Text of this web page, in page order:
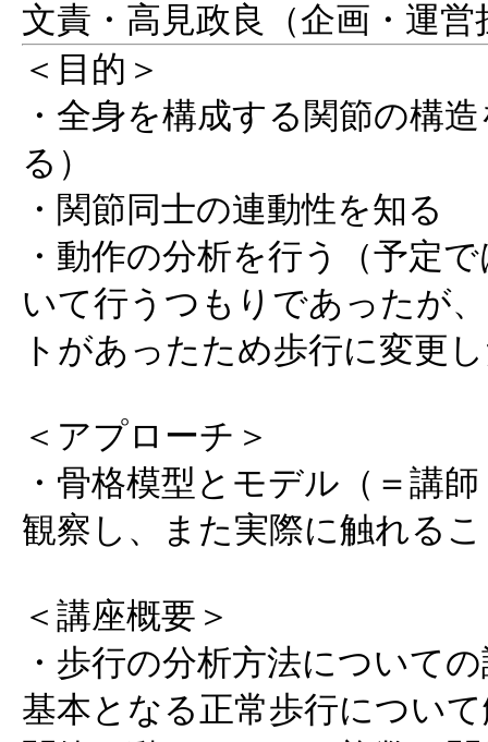
文責・高見政良（企画・運営
＜目的＞
・全身を構成する関節の構
る）
・関節同士の連動性を知る
・動作の分析を行う（予定
いて行うつもりであったが
トがあったため歩行に変更
＜アプローチ＞
・骨格模型とモデル（＝講
観察し、また実際に触れる
＜講座概要＞
・歩行の分析方法について
基本となる正常歩行につい